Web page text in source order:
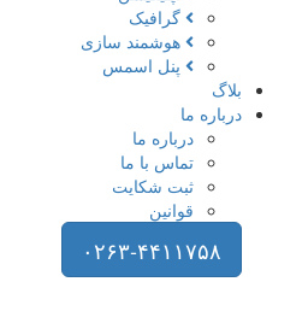
گرافیک
هوشمند سازی
پنل اسمس
بلاگ
درباره ما
درباره ما
تماس با ما
ثبت شکایت
قوانین
۰۲۶۳-۴۴۱۱۷۵۸